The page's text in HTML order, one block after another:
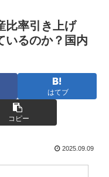
比率引き上げ
いるのか？国内
はてブ
コピー
2025.09.09